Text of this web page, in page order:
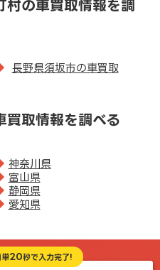
村の車買取情報を調
長野県須坂市の車買取
買取情報を調べる
神奈川県
富山県
静岡県
愛知県
単20秒で入力完了!